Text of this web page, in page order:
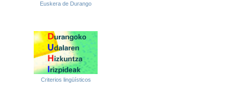
Euskera de Durango
Criterios lingüísticos